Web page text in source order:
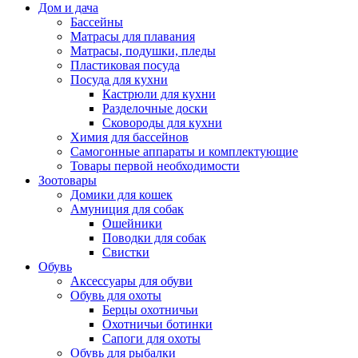
Дом и дача
Бассейны
Матрасы для плавания
Матрасы, подушки, пледы
Пластиковая посуда
Посуда для кухни
Кастрюли для кухни
Разделочные доски
Сковороды для кухни
Химия для бассейнов
Самогонные аппараты и комплектующие
Товары первой необходимости
Зоотовары
Домики для кошек
Амуниция для собак
Ошейники
Поводки для собак
Свистки
Обувь
Аксессуары для обуви
Обувь для охоты
Берцы охотничьи
Охотничьи ботинки
Сапоги для охоты
Обувь для рыбалки